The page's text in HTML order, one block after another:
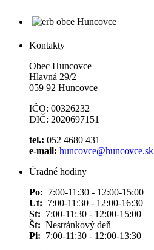
Kontakty
Obec Huncovce
Hlavná 29/2
059 92 Huncovce
IČO: 00326232
DIČ: 2020697151
tel.: 052 4680 431
e-mail: huncovce@huncovce.sk
Úradné hodiny
Po: 7:00-11:30 - 12:00-15:00
Ut: 7:00-11:30 - 12:00-16:30
St: 7:00-11:30 - 12:00-15:00
Št: Nestránkový deň
Pi: 7:00-11:30 - 12:00-13:30